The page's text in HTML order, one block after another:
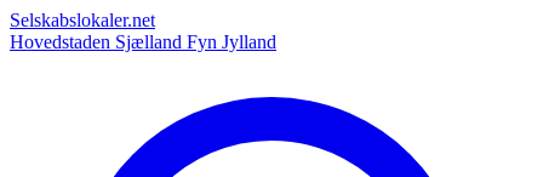
Selskabslokaler.net
Hovedstaden Sjælland Fyn Jylland